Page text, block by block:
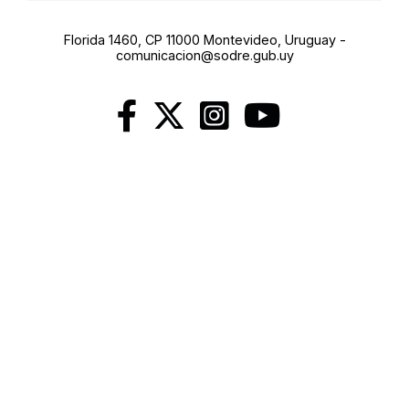
Florida 1460, CP 11000 Montevideo, Uruguay-
comunicacion@sodre.gub.uy